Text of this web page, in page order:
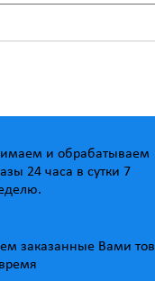
и обрабатываем
24 часа в сутки 7
заказанные Вами